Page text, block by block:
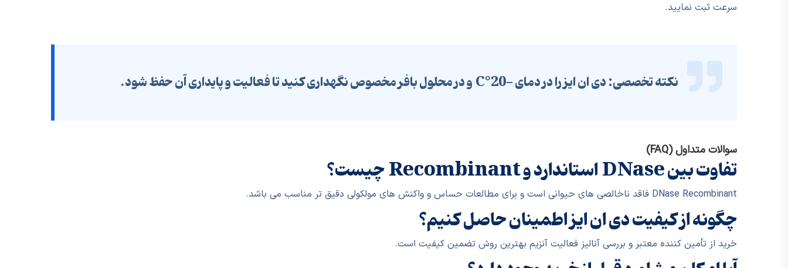
سرعت ثبت نمایید.
نکته تخصصی:دی ان ایز را در دمای -20°C و در محلول بافر مخصوص نگهداری کنید تا فعالیت و پایداری آن حفظ شود.
سوالات متداول (FAQ)
تفاوت بین DNase استاندارد و Recombinant چیست؟
DNase Recombinant فاقد ناخالصی های حیوانی است و برای مطالعات حساس و واکنش های مولکولی دقیق تر مناسب می باشد.
چگونه از کیفیت دی ان ایز اطمینان حاصل کنیم؟
خرید از تأمین کننده معتبر و بررسی آنالیز فعالیت آنزیم بهترین روش تضمین کیفیت است.